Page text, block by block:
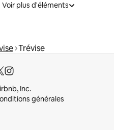
Voir plus d'éléments
Trévise
Inc.
générales